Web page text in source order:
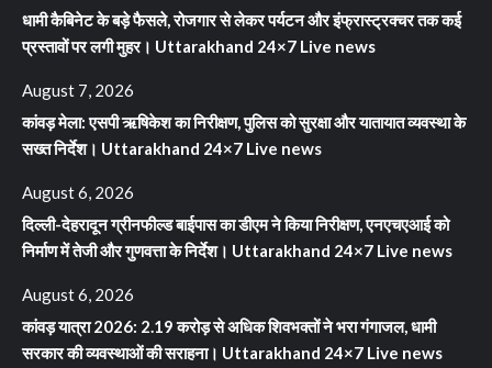
धामी कैबिनेट के बड़े फैसले, रोजगार से लेकर पर्यटन और इंफ्रास्ट्रक्चर तक कई
प्रस्तावों पर लगी मुहर। Uttarakhand 24×7 Live news
August 7, 2026
कांवड़ मेला: एसपी ऋषिकेश का निरीक्षण, पुलिस को सुरक्षा और यातायात व्यवस्था के
सख्त निर्देश। Uttarakhand 24×7 Live news
August 6, 2026
दिल्ली-देहरादून ग्रीनफील्ड बाईपास का डीएम ने किया निरीक्षण, एनएचएआई को
निर्माण में तेजी और गुणवत्ता के निर्देश। Uttarakhand 24×7 Live news
August 6, 2026
कांवड़ यात्रा 2026: 2.19 करोड़ से अधिक शिवभक्तों ने भरा गंगाजल, धामी
सरकार की व्यवस्थाओं की सराहना। Uttarakhand 24×7 Live news